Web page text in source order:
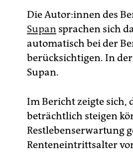
Die Au­to­r:in­nen des
Supan sprachen sich
automatisch bei der
berücksichtigen. In
Supan.
Im Bericht zeigte sich,
beträchtlich steigen
Restlebenserwartung
Renteneintrittsalter